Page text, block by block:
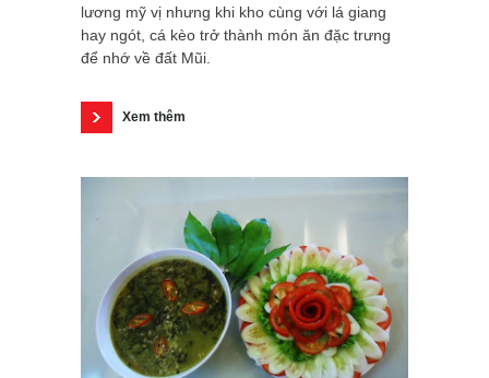
lương mỹ vị nhưng khi kho cùng với lá giang
hay ngót, cá kèo trở thành món ăn đặc trưng
để nhớ về đất Mũi.
Xem thêm